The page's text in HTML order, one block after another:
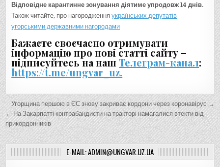
Відповідне карантинне зонування діятиме упродовж 14 днів.
Також читайте, про нагородженняукраїнських депутатів
угорськими державними нагородами
Бажаєте своєчасно отримувати
інформацію про нові статті сайту –
підписуйтесь на нашТелеграм-канал:
https://t.me/ungvar_uz.
Н
а
в
і
г
Угорщина першою в ЄС знову закриває кордони через коронавірус →
← На Закарпатті контрабандисти на тракторі намагалися втекти від
прикордонників
E-MAIL: ADMIN@UNGVAR.UZ.UA